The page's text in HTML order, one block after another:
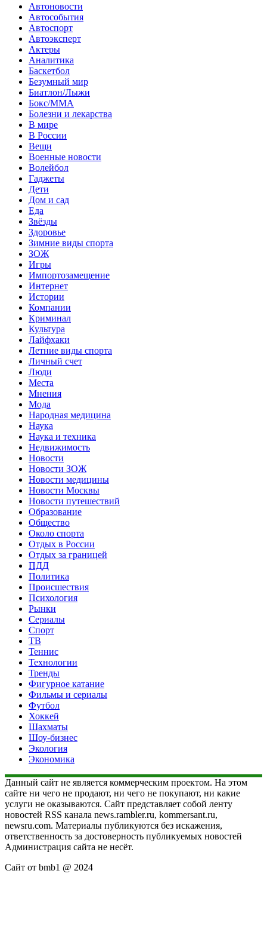
Автоновости
Автособытия
Автоспорт
Автоэксперт
Актеры
Аналитика
Баскетбол
Безумный мир
Биатлон/Лыжи
Бокс/MMA
Болезни и лекарства
В мире
В России
Вещи
Военные новости
Волейбол
Гаджеты
Дети
Дом и сад
Еда
Звёзды
Здоровье
Зимние виды спорта
ЗОЖ
Игры
Импортозамещение
Интернет
Истории
Компании
Криминал
Культура
Лайфхаки
Летние виды спорта
Личный счет
Люди
Места
Мнения
Мода
Народная медицина
Наука
Наука и техника
Недвижимость
Новости
Новости ЗОЖ
Новости медицины
Новости Москвы
Новости путешествий
Образование
Общество
Около спорта
Отдых в России
Отдых за границей
ПДД
Политика
Происшествия
Психология
Рынки
Сериалы
Спорт
ТВ
Теннис
Технологии
Тренды
Фигурное катание
Фильмы и сериалы
Футбол
Хоккей
Шахматы
Шоу-бизнес
Экология
Экономика
Данный сайт не является коммерческим проектом. На этом
сайте ни чего не продают, ни чего не покупают, ни какие
услуги не оказываются. Сайт представляет собой ленту
новостей RSS канала news.rambler.ru, kommersant.ru,
newsru.com. Материалы публикуются без искажения,
ответственность за достоверность публикуемых новостей
Администрация сайта не несёт.
Сайт от bmb1 @ 2024